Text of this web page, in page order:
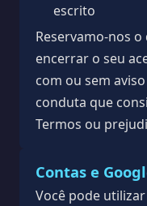
escrito
Reservamo-nos
encerrar o seu
com ou sem
conduta que
Termos ou
Contas e
Você pode